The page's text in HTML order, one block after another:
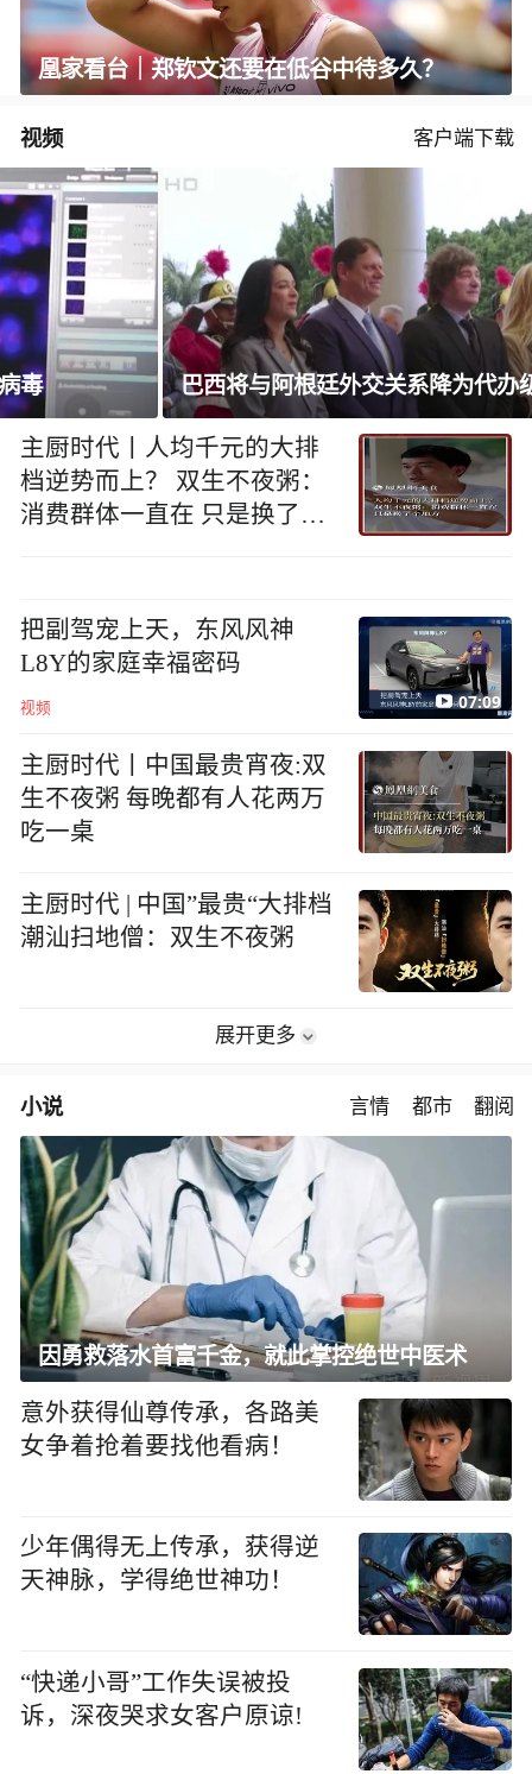
凰家看台｜郑钦文还要在低谷中待多久？
视频 客户端下载
巴西将与阿根廷外交关系降为代办级
主厨时代丨人均千元的大排
档逆势而上？ 双生不夜粥：
消费群体一直在 只是换了个
把副驾宠上天，东风风神
L8Y的家庭幸福密码
视频 07:09
主厨时代丨中国最贵宵夜:双
生不夜粥 每晚都有人花两万
吃一桌
主厨时代 | 中国”最贵“大排档
潮汕扫地僧：双生不夜粥
展开更多
小说 言情 都市 翻阅
因勇救落水首富千金，就此掌控绝世中医术
意外获得仙尊传承，各路美
女争着抢着要找他看病！
少年偶得无上传承，获得逆
天神脉，学得绝世神功！
“快递小哥”工作失误被投
诉，深夜哭求女客户原谅!